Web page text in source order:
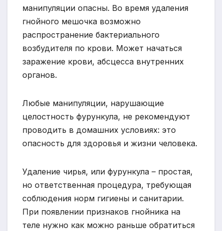
манипуляции опасны. Во время удаления
гнойного мешочка возможно
распространение бактериального
возбудителя по крови. Может начаться
заражение крови, абсцесса внутренних
органов.
Любые манипуляции, нарушающие
целостность фурункула, не рекомендуют
проводить в домашних условиях: это
опасность для здоровья и жизни человека.
Удаление чирья, или фурункула – простая,
но ответственная процедура, требующая
соблюдения норм гигиены и санитарии.
При появлении признаков гнойника на
теле нужно как можно раньше обратиться